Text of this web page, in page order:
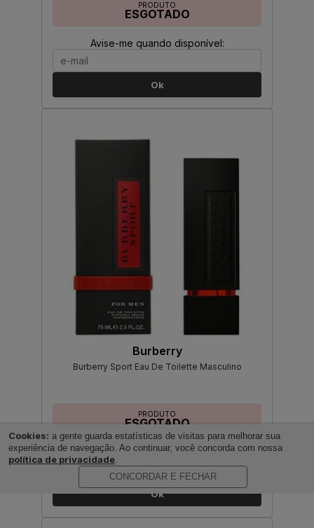
PRODUTO
ESGOTADO
Avise-me quando disponível:
Ok
Burberry
Burberry Sport Eau De Toilette Masculino
PRODUTO
ESGOTADO
Avise-me quando disponível:
Ok
Cookies: a gente guarda estatísticas de visitas para melhorar sua
experiência de navegação. Ao continuar, você concorda com nossa
política de privacidade.
CONCORDAR E FECHAR